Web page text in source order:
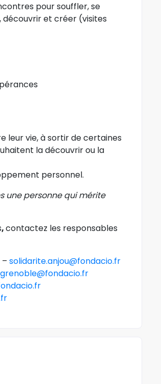
pour souffler, se
découvrir et créer (visites
leur vie, à sortir de certaines
la découvrir ou la
personnel.
une personne qui mérite
,contactez les responsables
solidarite.anjou@fondacio.fr
grenoble@fondacio.fr